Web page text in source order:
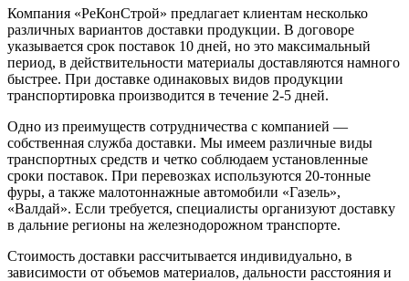
Компания «РеКонСтрой» предлагает клиентам несколько
различных вариантов доставки продукции. В договоре
указывается срок поставок 10 дней, но это максимальный
период, в действительности материалы доставляются намного
быстрее. При доставке одинаковых видов продукции
транспортировка производится в течение 2-5 дней.
Одно из преимуществ сотрудничества с компанией —
собственная служба доставки. Мы имеем различные виды
транспортных средств и четко соблюдаем установленные
сроки поставок. При перевозках используются 20-тонные
фуры, а также малотоннажные автомобили «Газель»,
«Валдай». Если требуется, специалисты организуют доставку
в дальние регионы на железнодорожном транспорте.
Стоимость доставки рассчитывается индивидуально, в
зависимости от объемов материалов, дальности расстояния и